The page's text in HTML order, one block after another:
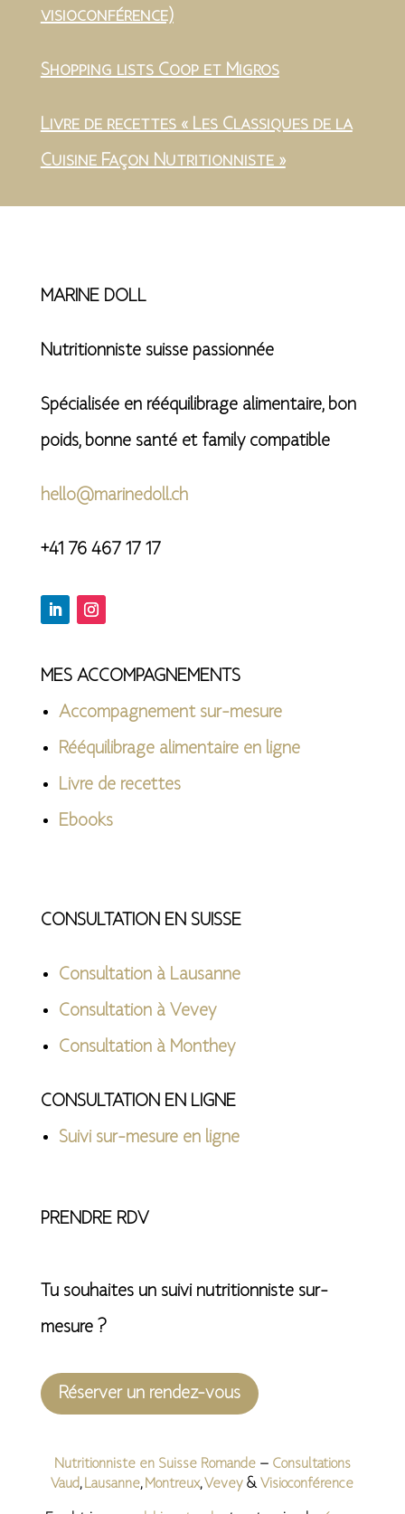
visioconférence)
Shopping lists Coop et Migros
Livre de recettes « Les Classiques de la
Cuisine Façon Nutritionniste »
MARINE DOLL
Nutritionniste suisse passionnée
Spécialisée en rééquilibrage alimentaire, bon
poids, bonne santé et family compatible
hello@marinedoll.ch
+41 76 467 17 17
MES ACCOMPAGNEMENTS
Accompagnement sur-mesure
Rééquilibrage alimentaire en ligne
Livre de recettes
Ebooks
CONSULTATION EN SUISSE
Consultation à Lausanne
Consultation à Vevey
Consultation à Monthey
CONSULTATION EN LIGNE
Suivi sur-mesure en ligne
PRENDRE RDV
Tu souhaites un suivi nutritionniste sur-
mesure ?
Réserver un rendez-vous
Nutritionniste en Suisse Romande– Consultations
Vaud, Lausanne, Montreux,Vevey& Visioconférence